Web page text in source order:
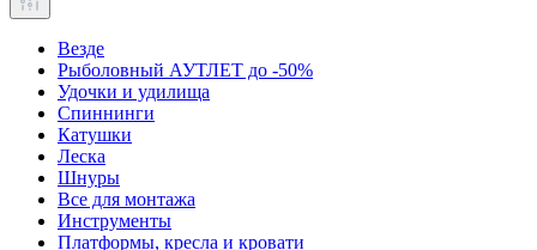
Везде
Рыболовный АУТЛЕТ до -50%
Удочки и удилища
Спиннинги
Катушки
Леска
Шнуры
Все для монтажа
Инструменты
Платформы, кресла и кровати